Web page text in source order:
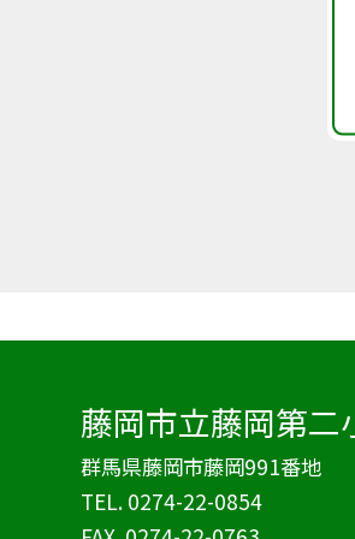
藤岡市立藤岡第二
群馬県藤岡市藤岡991番地
TEL. 0274-22-0854